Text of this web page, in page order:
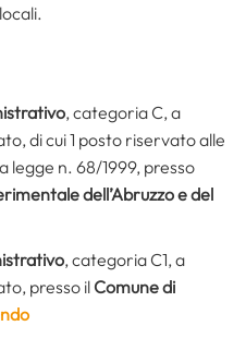
, categoria C, a
di cui 1 posto riservato alle
legge n. 68/1999, presso
dell’Abruzzo e del
, categoria C1, a
presso il Comune di